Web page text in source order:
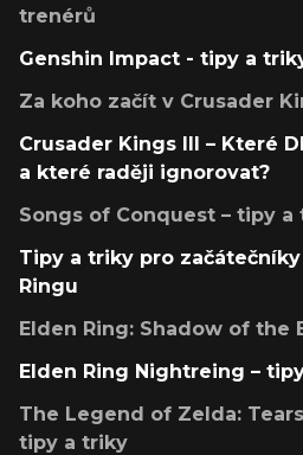
trenérů
Genshin Impact - tipy a
Za koho začít v Crusader
Crusader Kings III – Které
a které raději ignorovat?
Songs of Conquest – tipy a
Tipy a triky pro
Ringu
Elden Ring: Shadow of the
Elden Ring Nightreing –
The Legend of Zelda:
tipy a triky